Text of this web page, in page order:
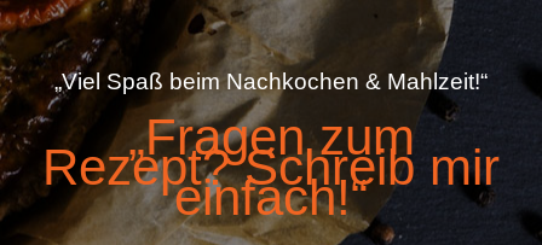
„Viel Spaß beim Nachkochen & Mahlzeit!“
„Fragen zum
Rezept? Schreib mir
einfach!“